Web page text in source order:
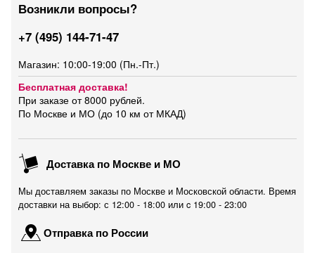
Возникли вопросы?
+7 (495) 144-71-47
Магазин: 10:00-19:00 (Пн.-Пт.)
Бесплатная доставка!
При заказе от 8000 рублей.
По Москве и МО (до 10 км от МКАД)
Доставка по Москве и МО
Мы доставляем заказы по Москве и Московской области. Время
доставки на выбор: с 12:00 - 18:00 или c 19:00 - 23:00
Отправка по России